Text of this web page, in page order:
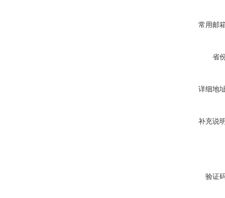
常用邮
省
详细地
补充说
验证